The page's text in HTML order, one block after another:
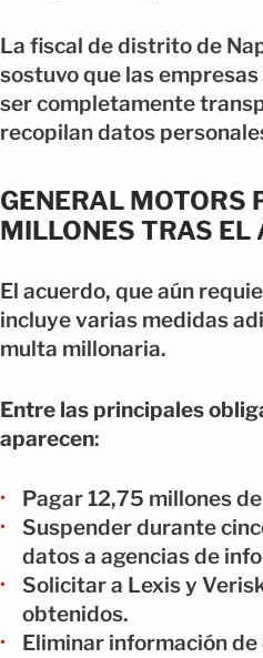
La fiscal de distrito de
sostuvo que las
ser completamente
recopilan datos
GENERAL MOTORS
MILLONES TRAS EL
El acuerdo, que aún
incluye varias medidas
multa millonaria.
Entre las principales
aparecen:
Pagar 12,75 millones
Suspender durante
datos a agencias de
Solicitar a Lexis y
obtenidos.
Eliminar información